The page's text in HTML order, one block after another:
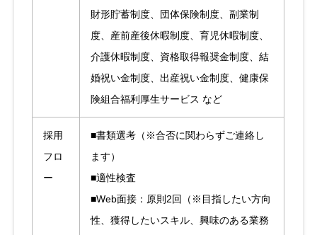
財形貯蓄制度、団体保険制度、副業制
度、産前産後休暇制度、育児休暇制度、
介護休暇制度、資格取得報奨金制度、結
婚祝い金制度、出産祝い金制度、健康保
険組合福利厚生サービス など
採用
フロ
ー
■書類選考（※合否に関わらずご連絡し
ます）
■適性検査
■Web面接：原則2回（※目指したい方向
性、獲得したいスキル、興味のある業務